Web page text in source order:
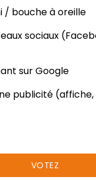
/ bouche à oreille
sociaux
sur Google
publicité
VOTEZ